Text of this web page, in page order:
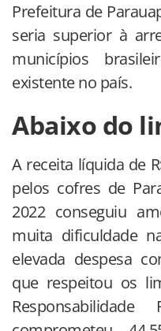
Prefeitura de
seria superior à
municípios
existente no país.
Abaixo do
A receita líquida de
pelos cofres de
2022 conseguiu
muita dificuldade
elevada despesa
que respeitou os